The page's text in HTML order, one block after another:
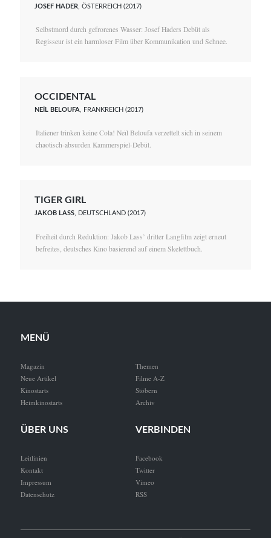
JOSEF HADER , ÖSTERREICH (2017)
Selbstmord durch gefrorenes Wasser: Josef Haders Debüt als
Regisseur ist ein harmloser Film über Kommunikation und Schnee.
OCCIDENTAL
NEÏL BELOUFA , FRANKREICH (2017)
Italiener trinken keine Cola! Neïl Beloufa verzettelt sich in seinem
chaotisch-absurden Kammerspiel-Debüt.
TIGER GIRL
JAKOB LASS, DEUTSCHLAND (2017)
Freiheit durch Reduktion: Jakob Lass’ dritter Langfilm zeigt erneut
befreites, deutsches Kino basierend auf einem Skelettbuch.
MENÜ
Magazin
Neue Artikel
Kinostarts
Heimkinostarts
Themen
Filme A-Z
Stöbern
Archiv
ÜBER UNS
Leitlinien
Kontakt
Impressum
Datenschutz
VERBINDEN
Facebook
Twitter
Vimeo
RSS